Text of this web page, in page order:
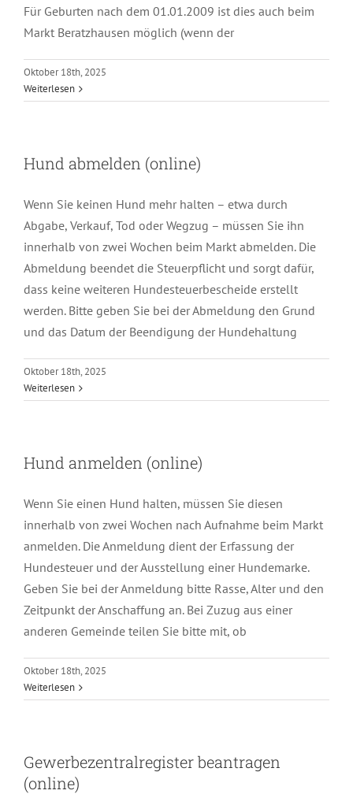
Für Geburten nach dem 01.01.2009 ist dies auch beim
Markt Beratzhausen möglich (wenn der
Oktober 18th, 2025
Weiterlesen
Hund abmelden (online)
Wenn Sie keinen Hund mehr halten – etwa durch
Abgabe, Verkauf, Tod oder Wegzug – müssen Sie ihn
innerhalb von zwei Wochen beim Markt abmelden. Die
Abmeldung beendet die Steuerpflicht und sorgt dafür,
dass keine weiteren Hundesteuerbescheide erstellt
werden. Bitte geben Sie bei der Abmeldung den Grund
und das Datum der Beendigung der Hundehaltung
Oktober 18th, 2025
Weiterlesen
Hund anmelden (online)
Wenn Sie einen Hund halten, müssen Sie diesen
innerhalb von zwei Wochen nach Aufnahme beim Markt
anmelden. Die Anmeldung dient der Erfassung der
Hundesteuer und der Ausstellung einer Hundemarke.
Geben Sie bei der Anmeldung bitte Rasse, Alter und den
Zeitpunkt der Anschaffung an. Bei Zuzug aus einer
anderen Gemeinde teilen Sie bitte mit, ob
Oktober 18th, 2025
Weiterlesen
Gewerbezentralregister beantragen
(online)